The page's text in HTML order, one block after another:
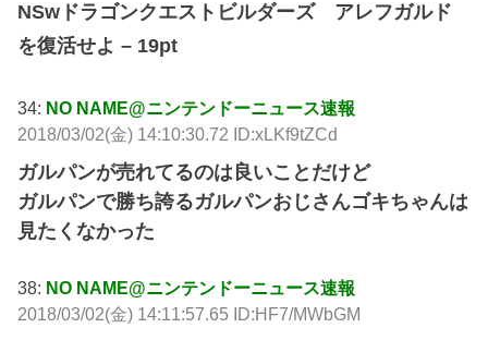
NSwドラゴンクエストビルダーズ アレフガルド
を復活せよ – 19pt
34: NO NAME@ニンテンドーニュース速報
2018/03/02(金) 14:10:30.72 ID:xLKf9tZCd
ガルパンが売れてるのは良いことだけど
ガルパンで勝ち誇るガルパンおじさんゴキちゃんは
見たくなかった
38: NO NAME@ニンテンドーニュース速報
2018/03/02(金) 14:11:57.65 ID:HF7/MWbGM